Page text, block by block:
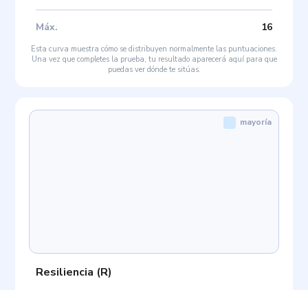
Máx. 16
Esta curva muestra cómo se distribuyen normalmente las puntuaciones.
Una vez que completes la prueba, tu resultado aparecerá aquí para que
puedas ver dónde te sitúas.
Resiliencia (R)
mayoría